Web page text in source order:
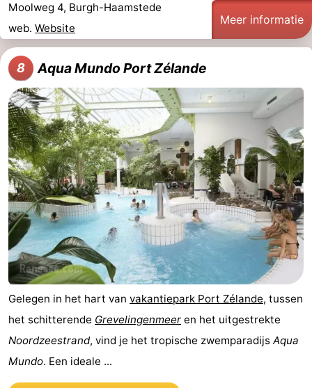
Moolweg 4, Burgh-Haamstede
web. Website
Meer informatie
8 Aqua Mundo Port Zélande
Gelegen in het hart van vakantiepark Port Zélande, tussen
het schitterende Grevelingenmeer en het uitgestrekte
Noordzeestrand, vind je het tropische zwemparadijs Aqua
Mundo. Een ideale ...